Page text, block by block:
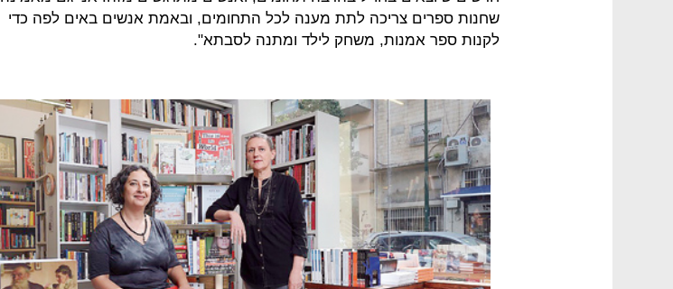
שחנות ספרים צריכה לתת מענה לכל התחומים, ובאמת אנשים באים לפה כדי
לקנות ספר אמנות, משחק לילד ומתנה לסבתא".